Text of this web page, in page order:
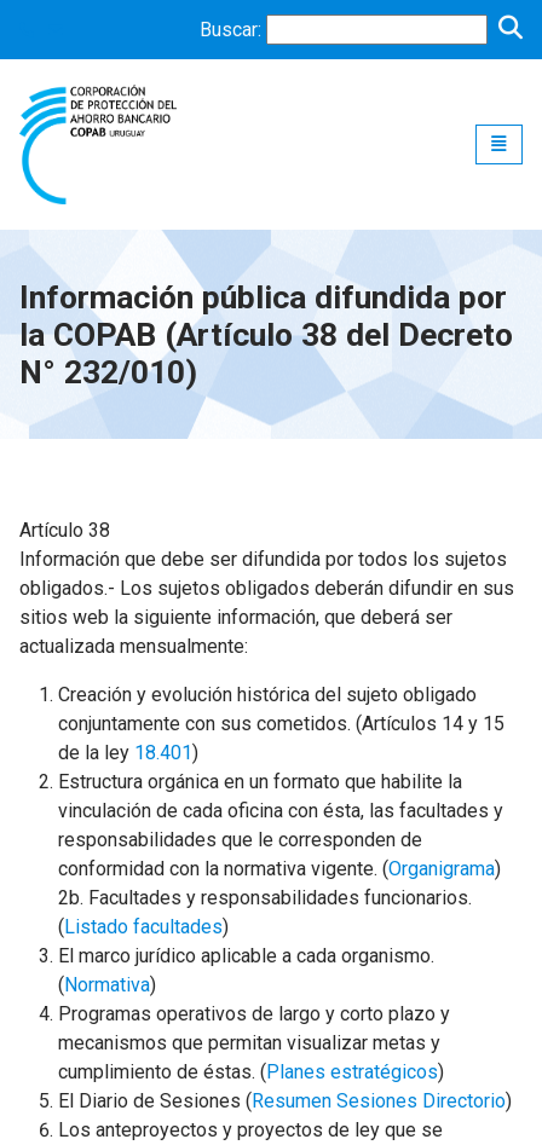
Buscar:
Información pública difundida por
la COPAB (Artículo 38 del Decreto
N° 232/010)
Artículo 38
Información que debe ser difundida por todos los sujetos
obligados.- Los sujetos obligados deberán difundir en sus
sitios web la siguiente información, que deberá ser
actualizada mensualmente:
Creación y evolución histórica del sujeto obligado
conjuntamente con sus cometidos. (Artículos 14 y 15
de la ley 18.401)
Estructura orgánica en un formato que habilite la
vinculación de cada oficina con ésta, las facultades y
responsabilidades que le corresponden de
conformidad con la normativa vigente. (Organigrama)
2b. Facultades y responsabilidades funcionarios.
(Listado facultades)
El marco jurídico aplicable a cada organismo.
(Normativa)
Programas operativos de largo y corto plazo y
mecanismos que permitan visualizar metas y
cumplimiento de éstas. (Planes estratégicos)
El Diario de Sesiones (Resumen Sesiones Directorio)
Los anteproyectos y proyectos de ley que se